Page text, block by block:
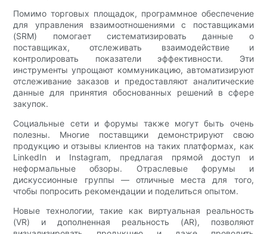
Помимо торговых площадок, программное обеспечение
для управления взаимоотношениями с поставщиками
(SRM) помогает систематизировать данные о
поставщиках, отслеживать взаимодействие и
контролировать показатели эффективности. Эти
инструменты упрощают коммуникацию, автоматизируют
отслеживание заказов и предоставляют аналитические
данные для принятия обоснованных решений в сфере
закупок.
Социальные сети и форумы также могут быть очень
полезны. Многие поставщики демонстрируют свою
продукцию и отзывы клиентов на таких платформах, как
LinkedIn и Instagram, предлагая прямой доступ и
неформальные обзоры. Отраслевые форумы и
дискуссионные группы — отличные места для того,
чтобы попросить рекомендации и поделиться опытом.
Новые технологии, такие как виртуальная реальность
(VR) и дополненная реальность (AR), позволяют